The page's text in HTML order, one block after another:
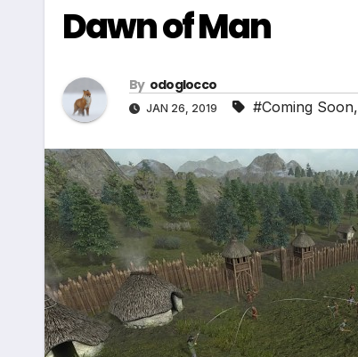
Dawn of Man
By odoglocco
JAN 26, 2019 #Coming Soon,